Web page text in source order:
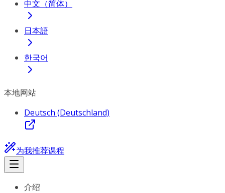
中文（简体）
日本語
한국어
本地网站
Deutsch (Deutschland)
为我推荐课程
介绍